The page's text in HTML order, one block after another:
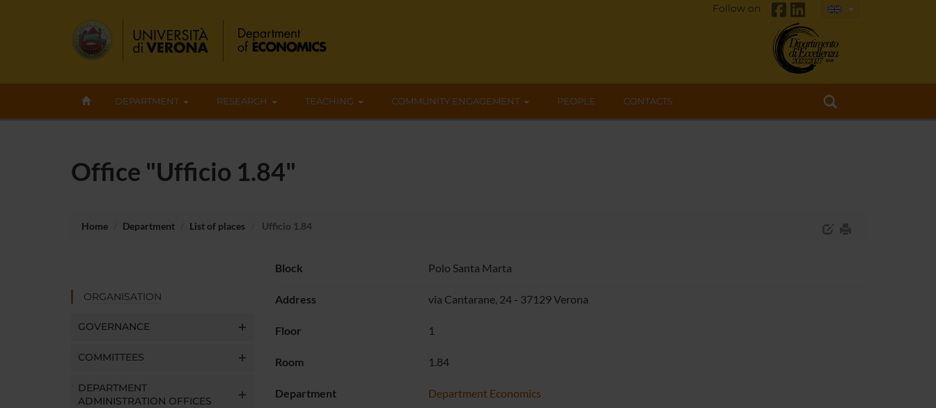
Follow on
DEPARTMENT RESEARCH TEACHING COMMUNITY ENGAGEMENT PEOPLE CONTACTS
Office "Ufficio 1.84"
Home Department List of places Ufficio 1.84
ORGANISATION
GOVERNANCE
COMMITTEES
DEPARTMENT
ADMINISTRATION OFFICES
Block Polo Santa Marta
Address via Cantarane, 24 - 37129 Verona
Floor 1
Room 1.84
Department Department Economics